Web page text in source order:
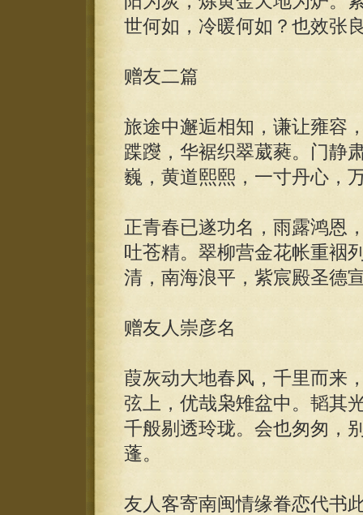
世何如，冷暖何如？也效张
赠友二篇
旅途中邂逅相知，谦让雍容
蹀躞，华裾织翠葳蕤。门静
巍，黄道熙熙，一寸丹心，
正青春已遂功名，雨露鸿恩
吐苍精。翠柳营金花帐重裀
清，南海浪平，紫宸殿圣德
赠友人崇彦名
葭灰动大地春风，千里而来
弦上，优哉枭雉盆中。韬其
千般剔透玲珑。会也匆匆，
蓬。
友人客寄南闽情缘眷恋代书